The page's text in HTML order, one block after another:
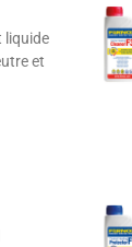
liquide
et